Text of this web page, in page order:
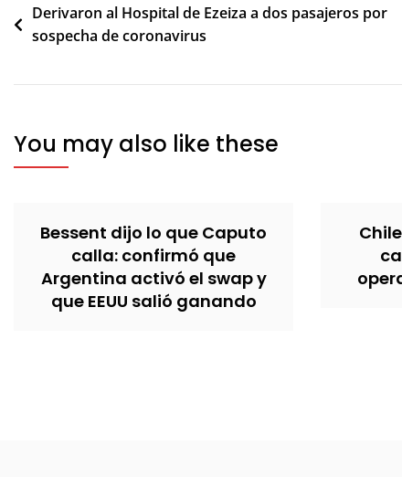
Navegación
de
entradas
Derivaron al Hospital de Ezeiza a dos pasajeros por
sospecha de coronavirus
You may also like these
Bessent dijo lo que Caputo
calla: confirmó que
Argentina activó el swap y
que EEUU salió ganando